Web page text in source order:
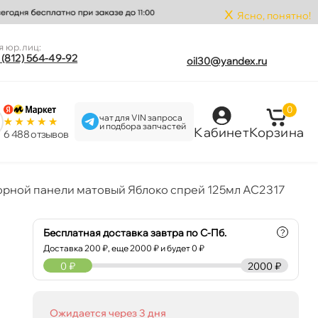
x Ясно, понятно!
юр.лиц:
(812) 564-49-92 oil30@yandex.ru
6 488 отзыво
чат для VIN запроса
и подбора запчастей
Кабинет
0
Корзина
панели матовый Яблоко спрей 125мл AC2317
Бесплатная доставка завтра по С-Пб.
Доставка200 ₽, еще2000 ₽ и будет 0 ₽
?
2000 ₽
0 ₽
Ожидается через 3 дня